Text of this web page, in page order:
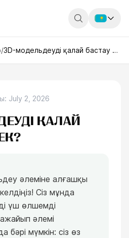
Беларусь
/ 3D-модельдеуді қалай бастау керек?
: July 2, 2026
ҚАЛАЙ
әлеміне алғашқы
Сіз мұнда
үш өлшемді
әлемі
мүмкін: сіз өз